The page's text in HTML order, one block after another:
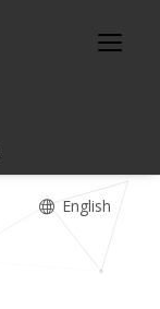
English